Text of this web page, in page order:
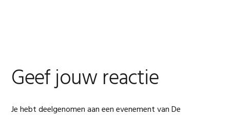
Geef jouw reactie
Je hebt deelgenomen aan een evenement van De